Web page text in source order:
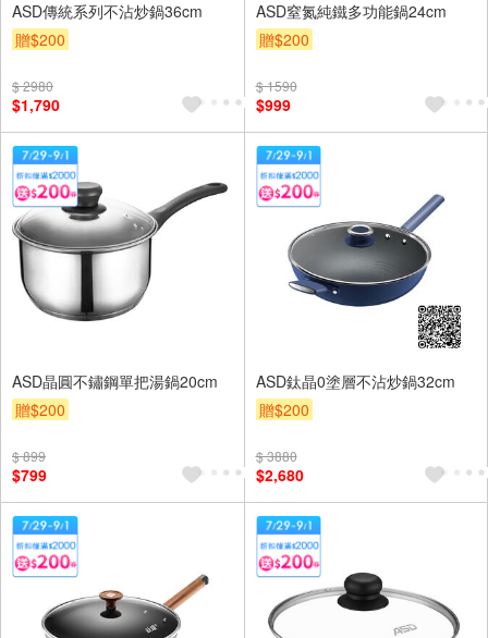
ASD傳統系列不沾炒鍋36cm
贈$200
$ 2980
$1,790
ASD窒氮純鐵多功能鍋24cm
贈$200
$ 1590
$999
ASD晶圓不鏽鋼單把湯鍋20cm
贈$200
$ 899
$799
ASD鈦晶0塗層不沾炒鍋32cm
贈$200
$ 3880
$2,680